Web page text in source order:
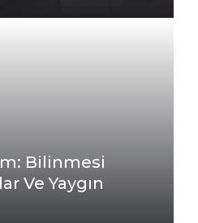
Bilinmesi
Ve Yaygın